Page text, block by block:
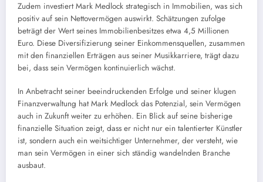
Zudem investiert Mark Medlock strategisch in Immobilien, was sich
positiv auf sein Nettovermögen auswirkt. Schätzungen zufolge
beträgt der Wert seines Immobilienbesitzes etwa 4,5 Millionen
Euro. Diese Diversifizierung seiner Einkommensquellen, zusammen
mit den finanziellen Erträgen aus seiner Musikkarriere, trägt dazu
bei, dass sein Vermögen kontinuierlich wächst.
In Anbetracht seiner beeindruckenden Erfolge und seiner klugen
Finanzverwaltung hat Mark Medlock das Potenzial, sein Vermögen
auch in Zukunft weiter zu erhöhen. Ein Blick auf seine bisherige
finanzielle Situation zeigt, dass er nicht nur ein talentierter Künstler
ist, sondern auch ein weitsichtiger Unternehmer, der versteht, wie
man sein Vermögen in einer sich ständig wandelnden Branche
ausbaut.